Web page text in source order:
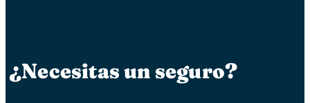
¿Necesitas un seguro?